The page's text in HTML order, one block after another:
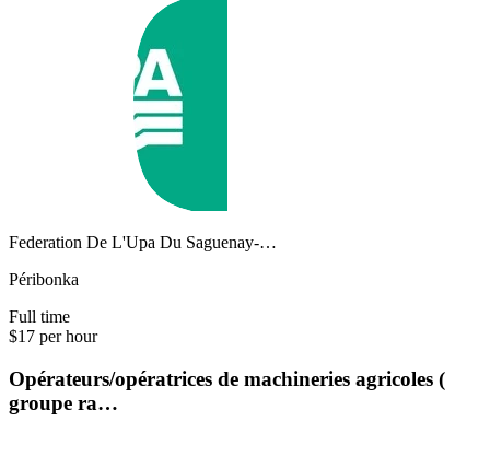
Federation De L'Upa Du Saguenay-…
Péribonka
Full time
$17 per hour
Opérateurs/opératrices de machineries agricoles (
groupe ra…